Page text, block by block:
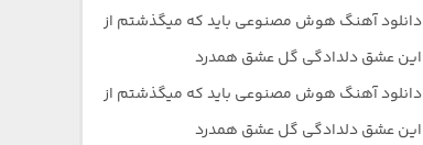
دانلود آهنگ هوش مصنوعی باید که میگذشتم از
این عشق دلدادگی گل عشق همدرد
دانلود آهنگ هوش مصنوعی باید که میگذشتم از
این عشق دلدادگی گل عشق همدرد